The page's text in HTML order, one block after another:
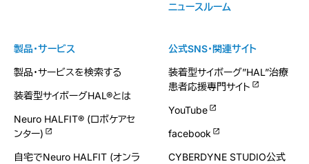
製品・サービス
製品・サービスを検索する
装着型サイボーグHAL®とは
Neuro HALFIT® (ロボケアセ
ンター)
自宅でNeuro HALFIT (オンラ
ニュースルーム
公式SNS・関連サイト
装着型サイボーグ”HAL”治療
患者応援専門サイト
YouTube
facebook
CYBERDYNE STUDIO公式